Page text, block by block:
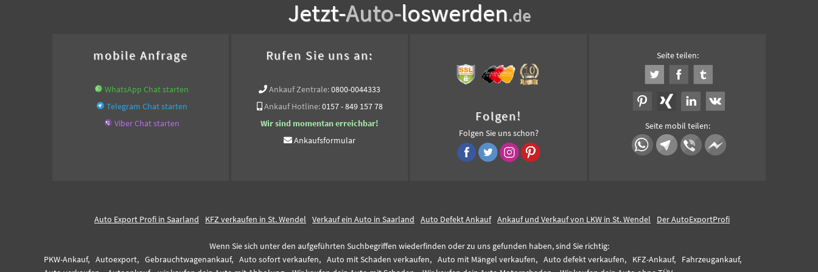
Jetzt-Auto-loswerden.de
mobile Anfrage
WhatsApp Chat starten
Telegram Chat starten
Viber Chat starten
Rufen Sie uns an:
Ankauf Zentrale:0800-0044333
Ankauf Hotline:0157 - 849 157 78
Wir sind momentan erreichbar!
Ankaufsformular
Folgen!
Folgen Sie uns schon?
Seite teilen:
Seite mobil teilen:
Auto Export Profi in Saarland KFZ verkaufen in St. Wendel Verkauf ein Auto in Saarland Auto Defekt Ankauf Ankauf und Verkauf von LKW in St. Wendel Der AutoExportProfi
Wenn Sie sich unter den aufgeführten Suchbegriffen wiederfinden oder zu uns gefunden haben, sind Sie richtig:
PKW-Ankauf, Autoexport, Gebrauchtwagenankauf, Auto sofort verkaufen, Auto mit Schaden verkaufen, Auto mit Mängel verkaufen, Auto defekt verkaufen, KFZ-Ankauf,
Fahrzeugankauf,